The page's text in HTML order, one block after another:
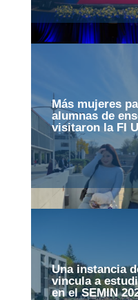
Más mujeres
alumnas de
visitaron la FI
Una instancia
vincula a
en el SEMIN